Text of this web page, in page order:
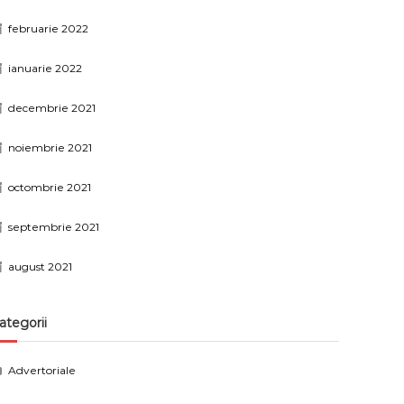
februarie 2022
ianuarie 2022
decembrie 2021
noiembrie 2021
octombrie 2021
septembrie 2021
august 2021
Advertoriale